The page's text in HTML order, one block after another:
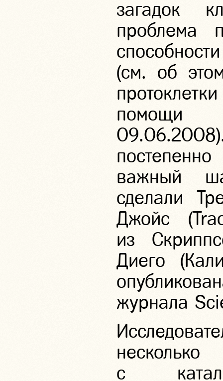
загадок
проблема
(см. об
помощи
важный
сделали
Джойс
из
Диего
журнала
с